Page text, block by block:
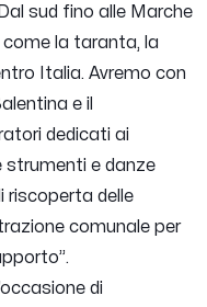
sud fino alle Marche
come la taranta, la
Italia. Avremo con
e il
dedicati ai
strumenti e danze
riscoperta delle
comunale per
di